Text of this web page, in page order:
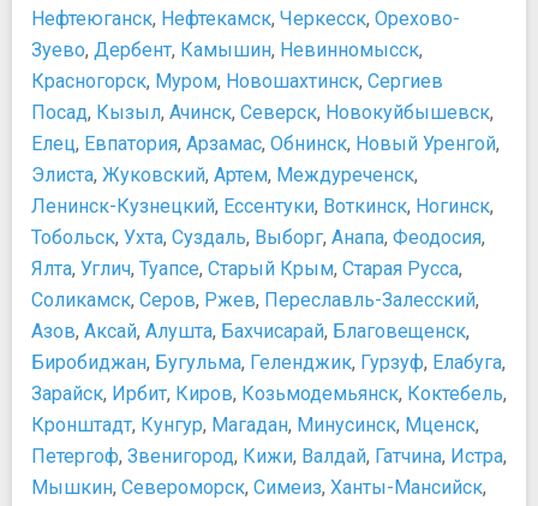
Нефтеюганск, Нефтекамск, Черкесск, Орехово-
Зуево, Дербент, Камышин, Невинномысск,
Красногорск, Муром, Новошахтинск, Сергиев
Посад, Кызыл, Ачинск, Северск, Новокуйбышевск,
Елец, Евпатория, Арзамас, Обнинск, Новый Уренгой,
Элиста, Жуковский, Артем, Междуреченск,
Ленинск-Кузнецкий, Ессентуки, Воткинск, Ногинск,
Тобольск, Ухта, Суздаль, Выборг, Анапа, Феодосия,
Ялта, Углич, Туапсе, Старый Крым, Старая Русса,
Соликамск, Серов, Ржев, Переславль-Залесский,
Азов, Аксай, Алушта, Бахчисарай, Благовещенск,
Биробиджан, Бугульма, Геленджик, Гурзуф, Елабуга,
Зарайск, Ирбит, Киров, Козьмодемьянск, Коктебель,
Кронштадт, Кунгур, Магадан, Минусинск, Мценск,
Петергоф, Звенигород, Кижи, Валдай, Гатчина, Истра,
Мышкин, Североморск, Симеиз, Ханты-Мансийск,